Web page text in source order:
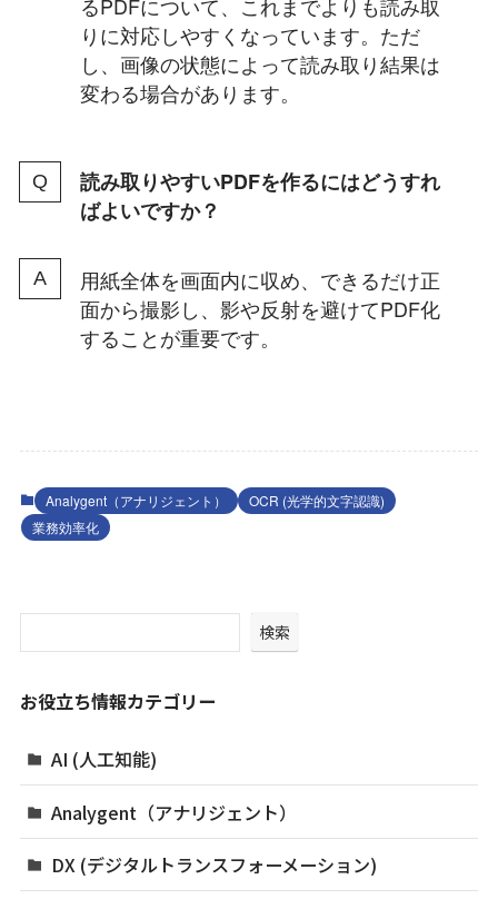
るPDFについて、これまでよりも読み取
りに対応しやすくなっています。ただ
し、画像の状態によって読み取り結果は
変わる場合があります。
読み取りやすいPDFを作るにはどうすれ
ばよいですか？
用紙全体を画面内に収め、できるだけ正
面から撮影し、影や反射を避けてPDF化
することが重要です。
Analygent（アナリジェント）
OCR (光学的文字認識)
業務効率化
検索
お役立ち情報カテゴリー
AI (人工知能)
Analygent（アナリジェント）
DX (デジタルトランスフォーメーション)